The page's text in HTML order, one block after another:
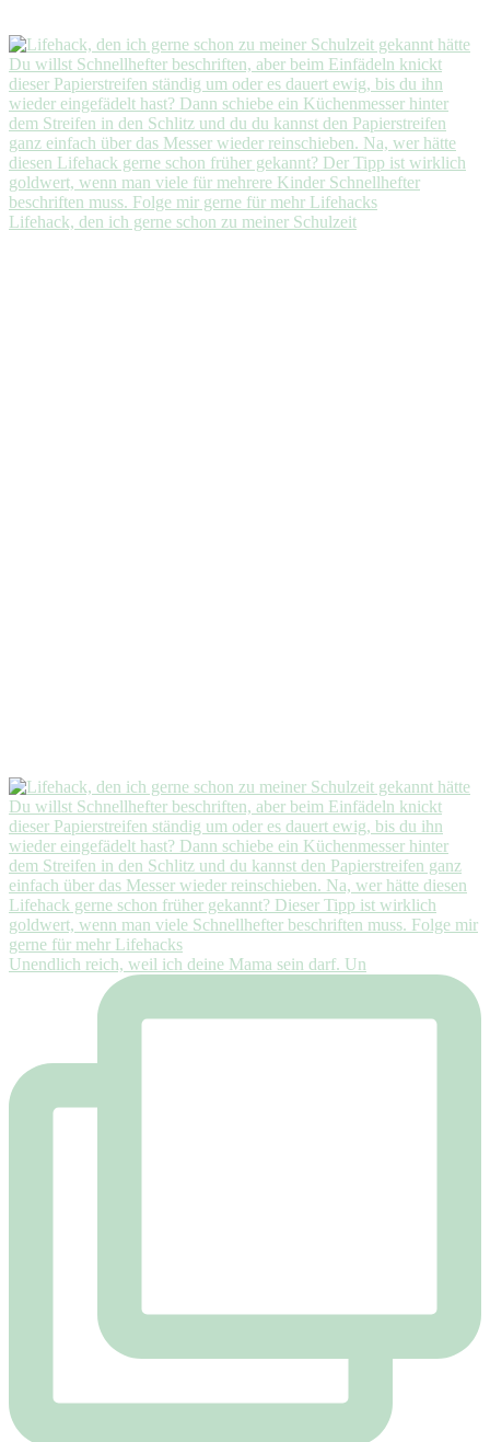
Lifehack, den ich gerne schon zu meiner Schulzeit
Unendlich reich, weil ich deine Mama sein darf. Un